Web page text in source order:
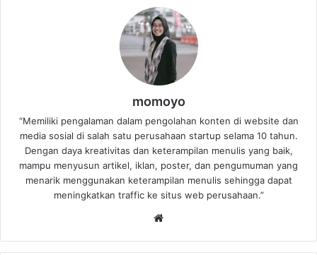
momoyo
“Memiliki pengalaman dalam pengolahan konten di website dan
media sosial di salah satu perusahaan startup selama 10 tahun.
Dengan daya kreativitas dan keterampilan menulis yang baik,
mampu menyusun artikel, iklan, poster, dan pengumuman yang
menarik menggunakan keterampilan menulis sehingga dapat
meningkatkan traffic ke situs web perusahaan.”